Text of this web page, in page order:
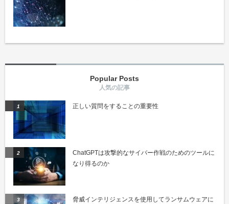
Popular Posts
正しい質問をすることの重要性
ChatGPTは攻撃的なサイバー作戦のためのツールに
なり得るのか
脅威インテリジェンスを使用してランサムウェアに